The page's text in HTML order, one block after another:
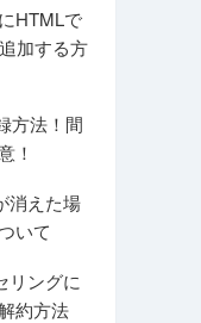
HTMLで
加する方
方法！間
！
消えた場
いて
リングに
約方法